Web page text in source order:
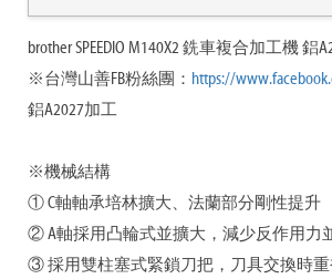
brother SPEEDIO M140X2 銑車複合加工機 鋁
※台灣山善FB粉絲團： https://
鋁A2027加工
※機械結構
① C軸軸承培林擴大、法蘭部分剛性提升
② A軸採用凸輪式並擴大，減少反作用力
③ 採用雙柱塞式緊鎖刀把，刀具交換時